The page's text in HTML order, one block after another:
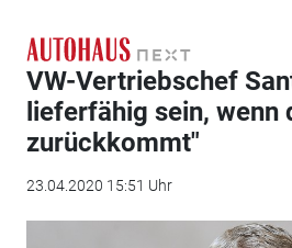
VW-Vertriebschef
lieferfähig sein, wenn
zurückkommt"
23.04.2020 15:51 Uhr